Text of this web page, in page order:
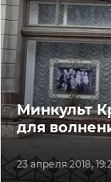
23 апреля 2018,
Минкульт
для